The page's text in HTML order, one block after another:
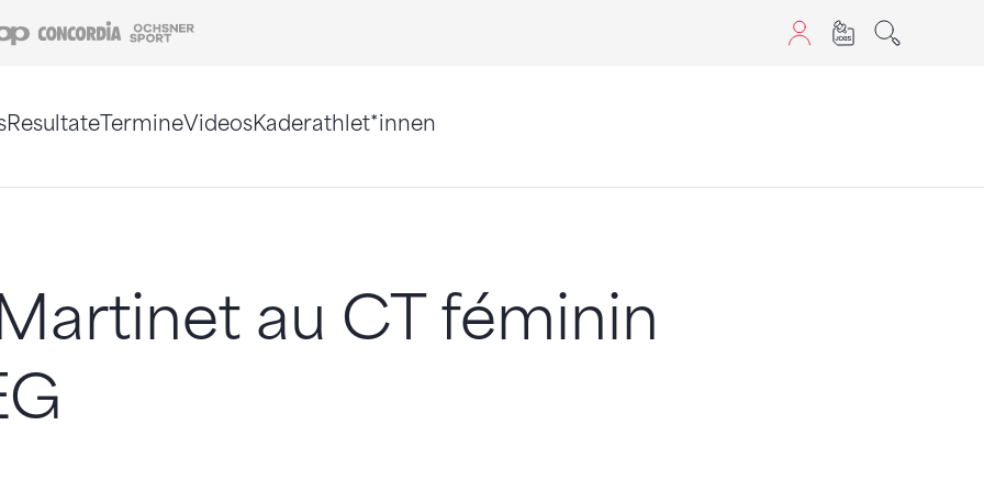
Coop Concordia
ResultateTermineVideosKaderathlet*innen
au CT féminin